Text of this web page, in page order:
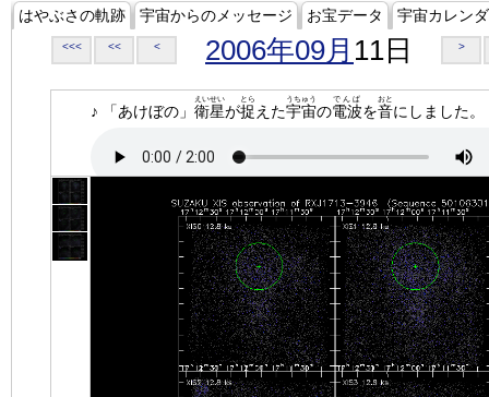
はやぶさの軌跡 宇宙からのメッセージ お宝データ 宇宙カレン
<<< << < 2006年09月 11日 >
♪ 「あけぼの」 衛星
えいせい
が捉
とら
えた宇宙
うちゅう
の電波
でんぱ
を音
おと
にしました。